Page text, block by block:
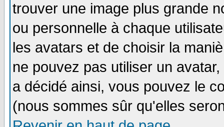
trouver une image plus grande
ou personnelle à chaque
les avatars et de choisir la
ne pouvez pas utiliser un
a décidé ainsi, vous pouvez le
(nous sommes sûr qu'elles